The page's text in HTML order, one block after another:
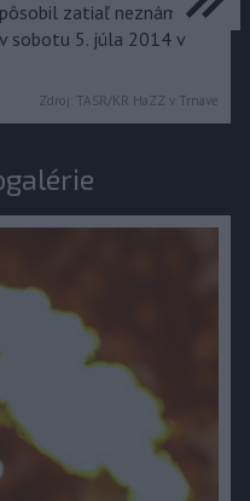
zatiaľ neznámy
sobotu 5. júla 2014 v
Zdroj: TASR/KR HaZZ v Trnave